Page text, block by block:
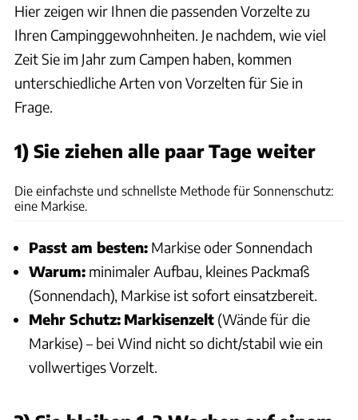
Hier zeigen wir Ihnen die passenden Vorzelte zu
Ihren Campinggewohnheiten. Je nachdem, wie viel
Zeit Sie im Jahr zum Campen haben, kommen
unterschiedliche Arten von Vorzelten für Sie in
Frage.
1) Sie ziehen alle paar Tage weiterConstanze Sarfert
Die einfachste und schnellste Methode für Sonnenschutz:
eine Markise.
Passt am besten: Markise oder Sonnendach
Warum: minimaler Aufbau, kleines Packmaß
(Sonnendach), Markise ist sofort einsatzbereit.
Mehr Schutz: Markisenzelt (Wände für die
Markise) – bei Wind nicht so dicht/stabil wie ein
vollwertiges Vorzelt.